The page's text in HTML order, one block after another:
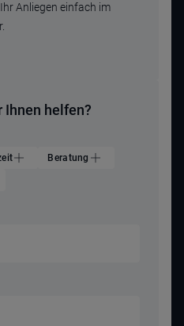
Anliegen einfach im
Ihnen helfen?
Beratung